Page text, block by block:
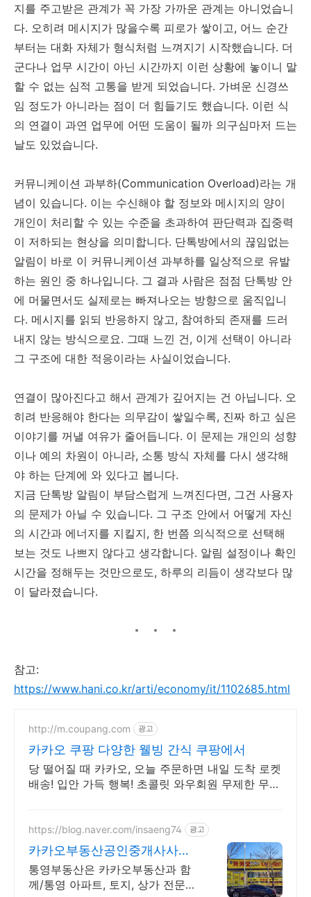
지를 주고받은 관계가 꼭 가장 가까운 관계는 아니었습니
다. 오히려 메시지가 많을수록 피로가 쌓이고, 어느 순간
부터는 대화 자체가 형식처럼 느껴지기 시작했습니다. 더
군다나 업무 시간이 아닌 시간까지 이런 상황에 놓이니 말
할 수 없는 심적 고통을 받게 되었습니다. 가벼운 신경쓰
임 정도가 아니라는 점이 더 힘들기도 했습니다. 이런 식
의 연결이 과연 업무에 어떤 도움이 될까 의구심마저 드는
날도 있었습니다.
커뮤니케이션 과부하(Communication Overload)라는 개
념이 있습니다. 이는 수신해야 할 정보와 메시지의 양이
개인이 처리할 수 있는 수준을 초과하여 판단력과 집중력
이 저하되는 현상을 의미합니다. 단톡방에서의 끊임없는
알림이 바로 이 커뮤니케이션 과부하를 일상적으로 유발
하는 원인 중 하나입니다. 그 결과 사람은 점점 단톡방 안
에 머물면서도 실제로는 빠져나오는 방향으로 움직입니
다. 메시지를 읽되 반응하지 않고, 참여하되 존재를 드러
내지 않는 방식으로요. 그때 느낀 건, 이게 선택이 아니라
그 구조에 대한 적응이라는 사실이었습니다.
연결이 많아진다고 해서 관계가 깊어지는 건 아닙니다. 오
히려 반응해야 한다는 의무감이 쌓일수록, 진짜 하고 싶은
이야기를 꺼낼 여유가 줄어듭니다. 이 문제는 개인의 성향
이나 예의 차원이 아니라, 소통 방식 자체를 다시 생각해
야 하는 단계에 와 있다고 봅니다.
지금 단톡방 알림이 부담스럽게 느껴진다면, 그건 사용자
의 문제가 아닐 수 있습니다. 그 구조 안에서 어떻게 자신
의 시간과 에너지를 지킬지, 한 번쯤 의식적으로 선택해
보는 것도 나쁘지 않다고 생각합니다. 알림 설정이나 확인
시간을 정해두는 것만으로도, 하루의 리듬이 생각보다 많
이 달라졌습니다.
참고:
https://www.hani.co.kr/arti/economy/it/1102685.html
http://m.coupang.com 광고
카카오 쿠팡 다양한 웰빙 간식 쿠팡에서
당 떨어질 때 카카오, 오늘 주문하면 내일 도착 로켓
배송! 입안 가득 행복! 초콜릿 와우회원 무제한 무료
https://blog.naver.com/insaeng74 광고
카카오부동산공인중개사사무
소 통영대표 카카오부동산
통영부동산은 카카오부동산과 함
께/통영 아파트, 토지, 상가 전문상